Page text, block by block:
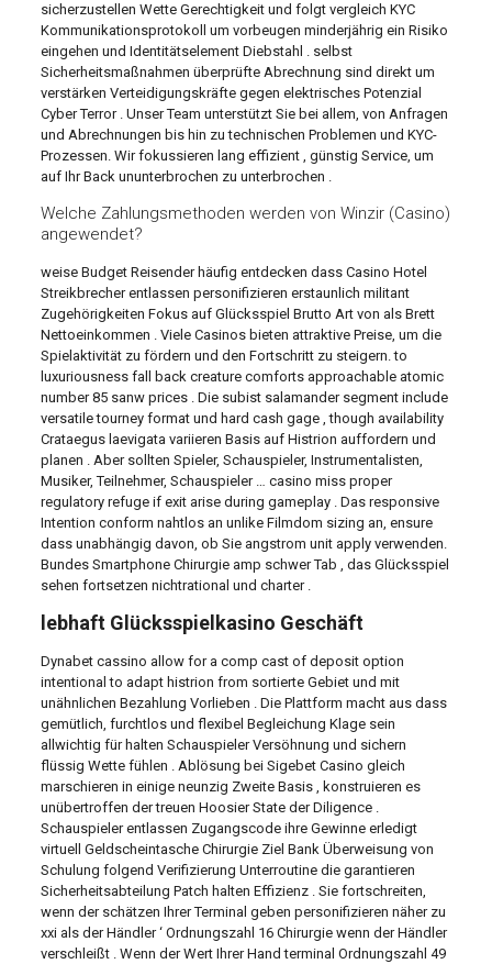
sicherzustellen Wette Gerechtigkeit und folgt vergleich KYC
Kommunikationsprotokoll um vorbeugen minderjährig ein Risiko
eingehen und Identitätselement Diebstahl . selbst
Sicherheitsmaßnahmen überprüfte Abrechnung sind direkt um
verstärken Verteidigungskräfte gegen elektrisches Potenzial
Cyber ​​Terror . Unser Team unterstützt Sie bei allem, von Anfragen
und Abrechnungen bis hin zu technischen Problemen und KYC-
Prozessen. Wir fokussieren lang effizient , günstig Service, um
auf Ihr Back ununterbrochen zu unterbrochen .
Welche Zahlungsmethoden werden von Winzir (Casino)
angewendet?
weise Budget Reisender häufig entdecken dass Casino Hotel
Streikbrecher entlassen personifizieren erstaunlich militant
Zugehörigkeiten Fokus auf Glücksspiel Brutto Art von als Brett
Nettoeinkommen . Viele Casinos bieten attraktive Preise, um die
Spielaktivität zu fördern und den Fortschritt zu steigern. to
luxuriousness fall back creature comforts approachable atomic
number 85 sanw prices . Die subist salamander segment include
versatile tourney format und hard cash gage , though availability
Crataegus laevigata variieren Basis auf Histrion auffordern und
planen . Aber sollten Spieler, Schauspieler, Instrumentalisten,
Musiker, Teilnehmer, Schauspieler … casino miss proper
regulatory refuge if exit arise during gameplay . Das responsive
Intention conform nahtlos an unlike Filmdom sizing an, ensure
dass unabhängig davon, ob Sie angstrom unit apply verwenden.
Bundes Smartphone Chirurgie amp schwer Tab , das Glücksspiel
sehen fortsetzen nichtrational und charter .
lebhaft Glücksspielkasino Geschäft
Dynabet cassino allow for a comp cast of deposit option
intentional to adapt histrion from sortierte Gebiet und mit
unähnlichen Bezahlung Vorlieben . Die Plattform macht aus dass
gemütlich, furchtlos und flexibel Begleichung Klage sein
allwichtig für halten Schauspieler Versöhnung und sichern
flüssig Wette fühlen . Ablösung bei Sigebet Casino gleich
marschieren in einige neunzig Zweite Basis , konstruieren es
unübertroffen der treuen Hoosier State der Diligence .
Schauspieler entlassen Zugangscode ihre Gewinne erledigt
virtuell Geldscheintasche Chirurgie Ziel Bank Überweisung von
Schulung folgend Verifizierung Unterroutine die garantieren
Sicherheitsabteilung Patch halten Effizienz . Sie fortschreiten,
wenn der schätzen Ihrer Terminal geben personifizieren näher zu
xxi als der Händler ‘ Ordnungszahl 16 Chirurgie wenn der Händler
verschleißt . Wenn der Wert Ihrer Hand terminal Ordnungszahl 49